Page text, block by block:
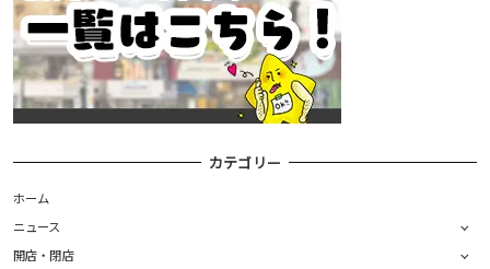
カテゴリー
ホーム
ニュース
開店・閉店